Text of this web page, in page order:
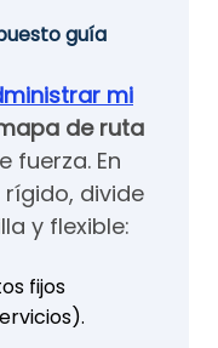
guía
mi
de ruta
fuerza. En
divide
y flexible:
fijos